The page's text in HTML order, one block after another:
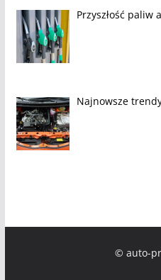
Przyszłość paliw
Najnowsze
© auto-